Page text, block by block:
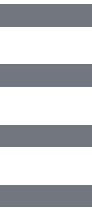
シ
4話「ナイトプールでフィー
「シン・デレイラだゾ」